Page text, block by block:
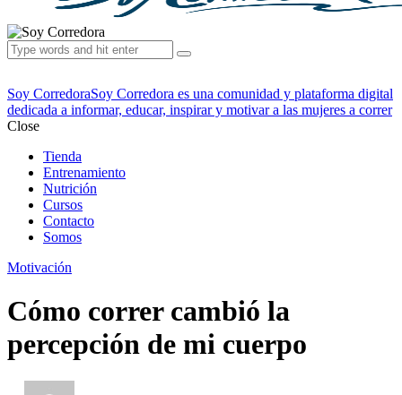
Soy CorredoraSoy Corredora es una comunidad y plataforma digital
dedicada a informar, educar, inspirar y motivar a las mujeres a correr
Close
Tienda
Entrenamiento
Nutrición
Cursos
Contacto
Somos
Motivación
Cómo correr cambió la
percepción de mi cuerpo